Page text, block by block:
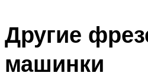
Другие
машинки